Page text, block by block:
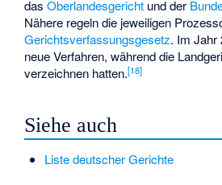
dasOberlandesgericht und der
Nähere regeln die jeweiligen
Gerichtsverfassungsgesetz. Im Jahr
neue Verfahren, während die
verzeichnen hatten.[18]
Siehe auch
Liste deutscher Gerichte